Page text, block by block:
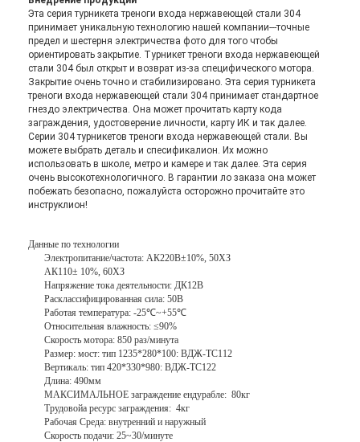
Эта серия турникета треноги входа нержавеющей стали 304
принимает уникальную технологию нашей компании---точные
предел и шестерня электричества фото для того чтобы
ориентировать закрытие. Турникет треноги входа нержавеющей
стали 304 был открыт и возврат из-за специфического мотора.
Закрытие очень точно и стабилизировано. Эта серия турникета
треноги входа нержавеющей стали 304 принимает стандартное
гнездо электричества. Она может прочитать карту кода
заграждения, удостоверение личности, карту ИК и так далее.
Серии 304 турникетов треноги входа нержавеющей стали. Вы
можете выбрать деталь и спесификалион. Их можно
использовать в школе, метро и камере и так далее. Эта серия
очень высокотехнологичного. В гарантии ло заказа она может
побежать безопасно, пожалуйста осторожно прочитайте это
инструклион!
Данные по технологии
Электропитание/частота: АК220В±10%, 50ХЗ
АК110± 10%, 60ХЗ
Напряжение тока деятельности: ДК12В
Расклассифицированная сила: 50В
Работая температура: -25℃~+55℃
Относительная влажность: ≤90%
Скорость мотора: 850 раз/минута
Размер: мост: тип 1235*280*100: ВДЖ-ТС112
Вертикаль: тип 420*330*980: ВДЖ-ТС122
Длина: 490мм
МАКСИМАЛЬНОЕ заграждение ендурабле: 80кг
Трудовойа ресурс заграждения: 4кг
Рабочая Среда: внутренний и наружный
Скорость подачи: 25~30/минуте